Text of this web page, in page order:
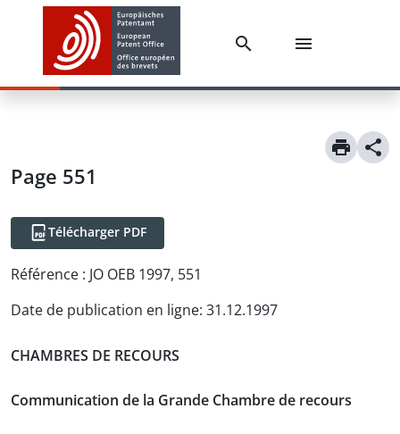
Page 551
Télécharger PDF
Référence : JO OEB 1997, 551
Date de publication en ligne: 31.12.1997
CHAMBRES DE RECOURS
Communication de la Grande Chambre de recours